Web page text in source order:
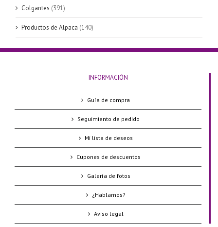
Colgantes (391)
Productos de Alpaca (140)
INFORMACIÓN
Guía de compra
Seguimiento de pedido
Mi lista de deseos
Cupones de descuentos
Galería de fotos
¿Hablamos?
Aviso legal